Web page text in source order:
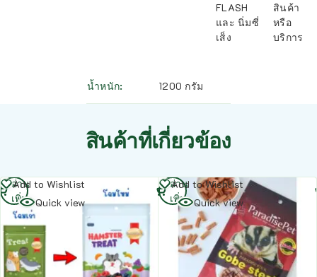
FLASH
และ นิ่มซี่
เส็ง
สินค้า
หรือ
บริการ
น้ำหนัก 1200 กรัม
สินค้าที่เกี่ยวข้อง
Add to Wishlist
Quick view
อ่าน
เพิ่ม
Add to Wishlist
Quick view
อ่าน
เพิ่ม